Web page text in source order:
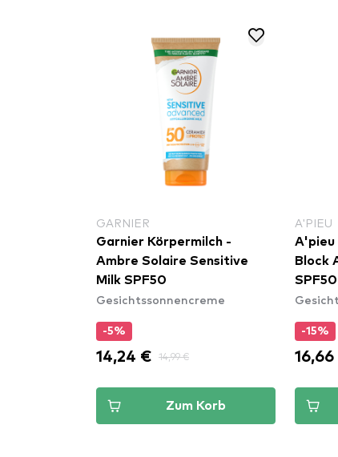
GARNIER
Garnier Körpermilch -
Ambre Solaire Sensitive
Milk SPF50
Gesichtssonnencreme
-5%
14,24 € 14,99 €
Zum Korb
A'PIEU
A'pieu
Block
-15%